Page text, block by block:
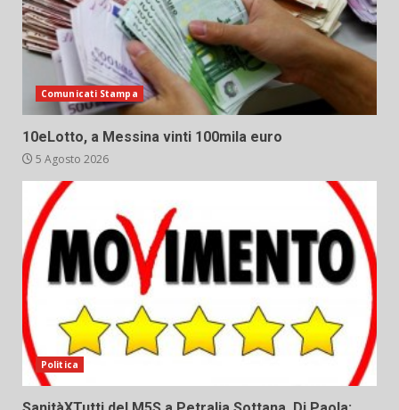
Comunicati Stampa
10eLotto, a Messina vinti 100mila euro
5 Agosto 2026
Politica